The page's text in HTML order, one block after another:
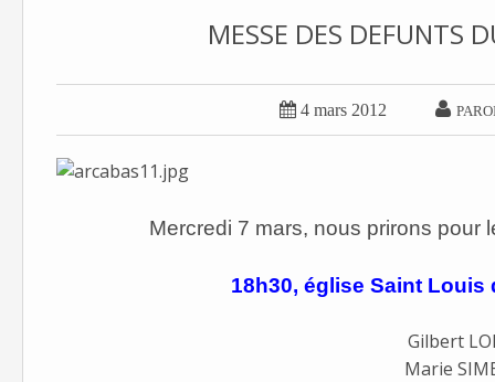
MESSE DES DEFUNTS
 4 mars 2012 
Mercredi 7 mars, nous prirons pour
18h30, église Saint Louis
Gilbert
Marie